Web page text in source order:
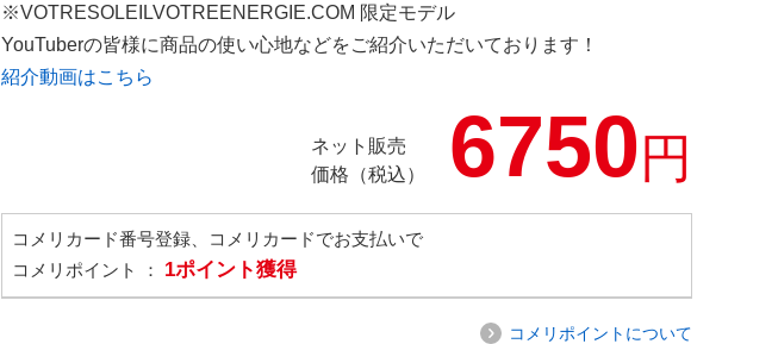
※VOTRESOLEILVOTREENERGIE.COM 限定モデル
YouTuberの皆様に商品の使い心地などをご紹介いただいております！
紹介動画はこちら
ネット販売
価格（税込）
6750円
コメリカード番号登録、コメリカードでお支払いで
コメリポイント ： 1ポイント獲得
コメリポイントについて